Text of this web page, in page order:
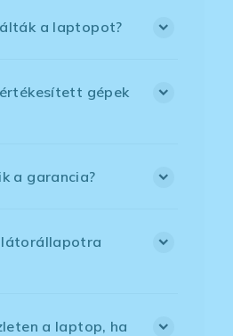
a laptopot?
gépek
a garancia?
a laptop, ha